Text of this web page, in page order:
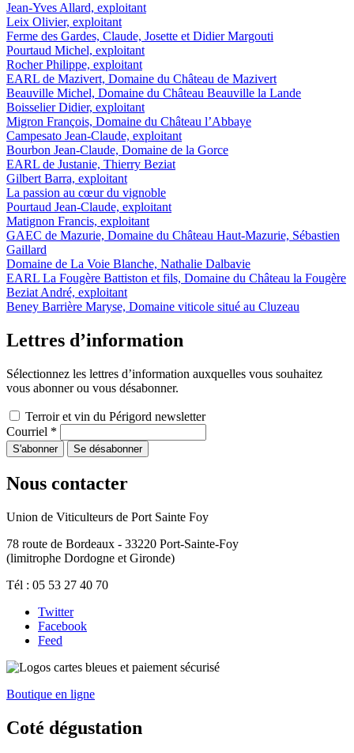
Jean-Yves Allard, exploitant
Leix Olivier, exploitant
Ferme des Gardes, Claude, Josette et Didier Margouti
Pourtaud Michel, exploitant
Rocher Philippe, exploitant
EARL de Mazivert, Domaine du Château de Mazivert
Beauville Michel, Domaine du Château Beauville la Lande
Boisselier Didier, exploitant
Migron François, Domaine du Château l’Abbaye
Campesato Jean-Claude, exploitant
Bourbon Jean-Claude, Domaine de la Gorce
EARL de Justanie, Thierry Beziat
Gilbert Barra, exploitant
La passion au cœur du vignoble
Pourtaud Jean-Claude, exploitant
Matignon Francis, exploitant
GAEC de Mazurie, Domaine du Château Haut-Mazurie, Sébastien
Gaillard
Domaine de La Voie Blanche, Nathalie Dalbavie
EARL La Fougère Battiston et fils, Domaine du Château la Fougère
Beziat André, exploitant
Beney Barrière Maryse, Domaine viticole situé au Cluzeau
Lettres d’information
Sélectionnez les lettres d’information auxquelles vous souhaitez
vous abonner ou vous désabonner.
Terroir et vin du Périgord newsletter
Courriel *
Nous contacter
Union de Viticulteurs de Port Sainte Foy
78 route de Bordeaux - 33220 Port-Sainte-Foy
(limitrophe Dordogne et Gironde)
Tél : 05 53 27 40 70
Twitter
Facebook
Feed
Boutique en ligne
Coté dégustation